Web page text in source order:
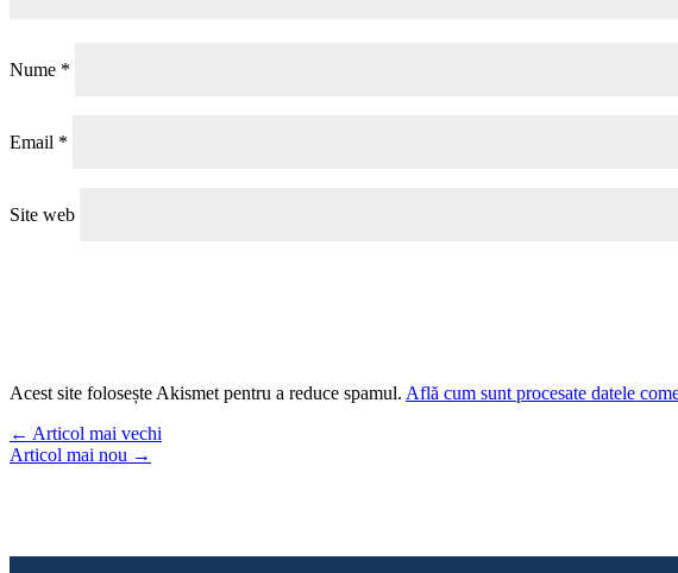
Nume *
Email *
Site web
Acest site folosește Akismet pentru a reduce spamul. Află cum sunt procesate datele
← Articol mai vechi
Articol mai nou →